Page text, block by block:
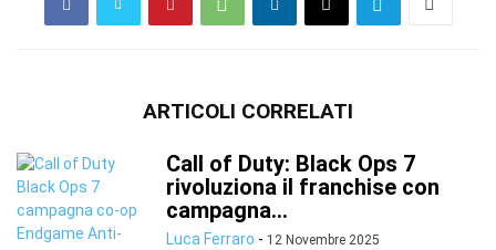
ARTICOLI CORRELATI
Call of Duty: Black Ops 7
rivoluziona il franchise con
campagna...
Luca Ferraro - 12 Novembre 2025